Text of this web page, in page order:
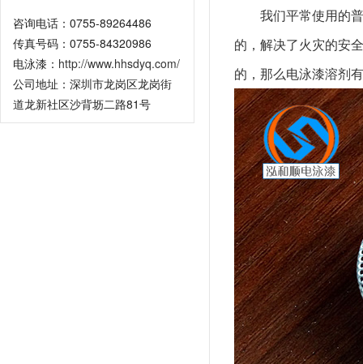
咨询电话：0755-89264486
传真号码：0755-84320986
电泳漆： http://www.hhsdyq.com/
公司地址：深圳市龙岗区龙岗街
道龙新社区沙背坜二路81号
我们平常使用的
的，解决了火灾的安
的，那么电泳漆溶剂